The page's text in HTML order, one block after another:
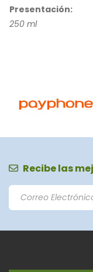
Presentación:
250 ml
Recibe las